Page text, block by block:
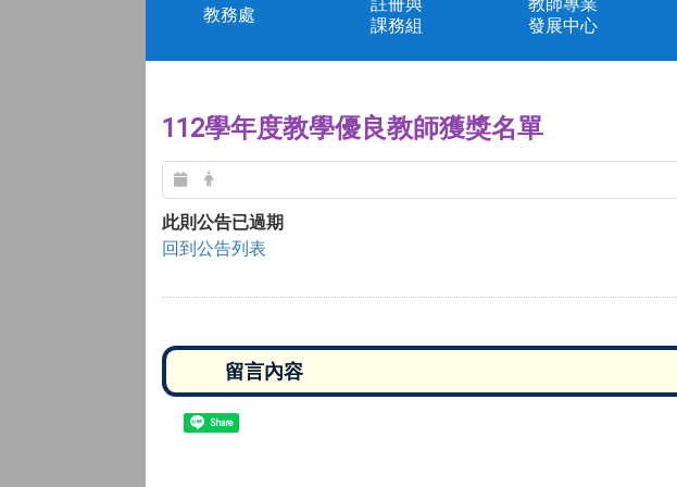
教務處
課務組
發展中心
112學年度教學優良教師獲獎名單
此則公告已過期
回到公告列表
Share